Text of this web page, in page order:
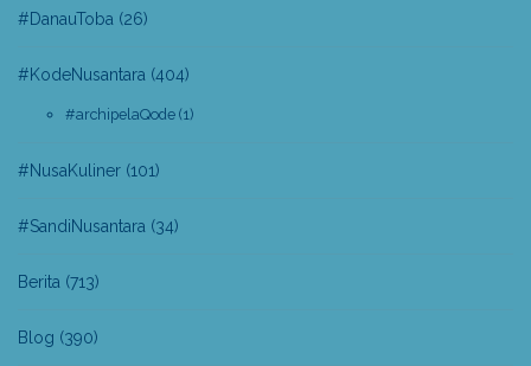
#DanauToba (26)
#KodeNusantara (404)
#archipelaQode (1)
#NusaKuliner (101)
#SandiNusantara (34)
Berita (713)
Blog (390)